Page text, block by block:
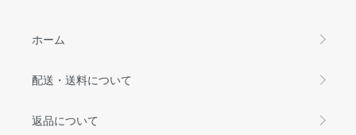
ホーム
配送・送料について
返品について